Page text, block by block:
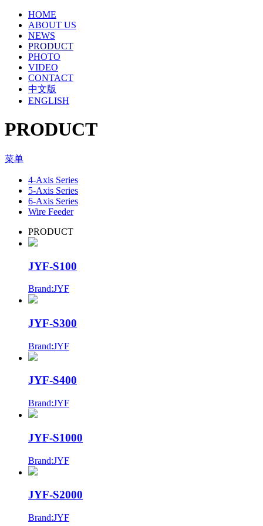
HOME
ABOUT US
NEWS
PRODUCT
PHOTO
VIDEO
CONTACT
中文版
ENGLISH
PRODUCT
菜单
4-Axis Series
5-Axis Series
6-Axis Series
Wire Feeder
PRODUCT
JYF-S100
Brand:JYF
JYF-S300
Brand:JYF
JYF-S400
Brand:JYF
JYF-S1000
Brand:JYF
JYF-S2000
Brand:JYF